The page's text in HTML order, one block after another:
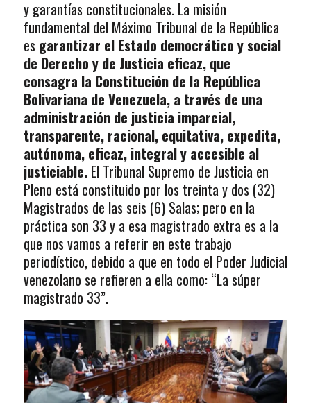
y garantías constitucionales. La misión
fundamental del Máximo Tribunal de la República
es garantizar el Estado democrático y social
de Derecho y de Justicia eficaz, que
consagra la Constitución de la República
Bolivariana de Venezuela, a través de una
administración de justicia imparcial,
transparente, racional, equitativa, expedita,
autónoma, eficaz, integral y accesible al
justiciable.El Tribunal Supremo de Justicia en
Pleno está constituido por los treinta y dos (32)
Magistrados de las seis (6) Salas; pero en la
práctica son 33 y a esa magistrado extra es a la
que nos vamos a referir en este trabajo
periodístico, debido a que en todo el Poder Judicial
venezolano se refieren a ella como: “La súper
magistrado 33”.